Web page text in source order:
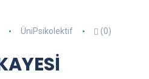
ÜniPsikolektif (0)